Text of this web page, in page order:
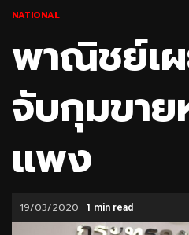
NATIONAL
พาณิชย์เ
จับกุมขาย
แพง
19/03/2020 1 min read